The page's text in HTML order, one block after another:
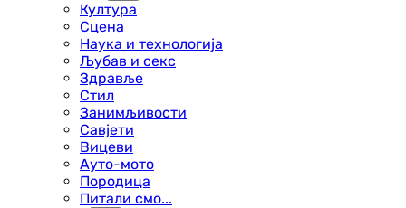
Култура
Сцена
Наука и технологија
Љубав и секс
Здравље
Стил
Занимљивости
Савјети
Вицеви
Ауто-мото
Породица
Питали смо...